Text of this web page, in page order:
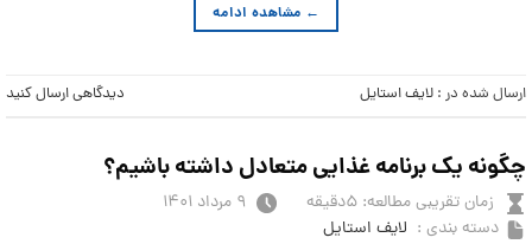
← مشاهده ادامه
ارسال شده در : لایف استایل دیدگاهی ارسال کنید
چگونه یک برنامه غذایی متعادل داشته باشیم؟
زمان تقریبی مطالعه: ۵دقیقه
دسته بندی : لایف استایل